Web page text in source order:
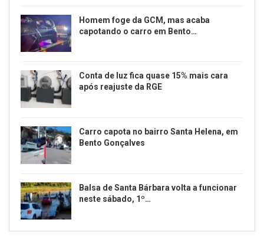
Homem foge da GCM, mas acaba
capotando o carro em Bento…
Conta de luz fica quase 15% mais cara
após reajuste da RGE
Carro capota no bairro Santa Helena, em
Bento Gonçalves
Balsa de Santa Bárbara volta a funcionar
neste sábado, 1º…